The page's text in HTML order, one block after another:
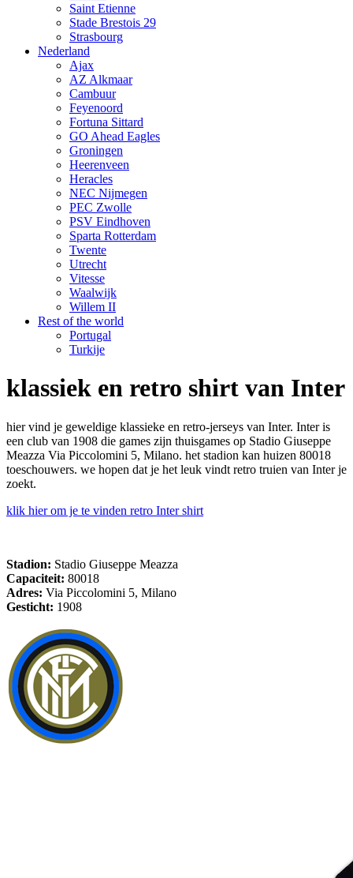
Saint Etienne
Stade Brestois 29
Strasbourg
Nederland
Ajax
AZ Alkmaar
Cambuur
Feyenoord
Fortuna Sittard
GO Ahead Eagles
Groningen
Heerenveen
Heracles
NEC Nijmegen
PEC Zwolle
PSV Eindhoven
Sparta Rotterdam
Twente
Utrecht
Vitesse
Waalwijk
Willem II
Rest of the world
Portugal
Turkije
klassiek en retro shirt van Inter
hier vind je geweldige klassieke en retro-jerseys van Inter. Inter is
een club van 1908 die games zijn thuisgames op Stadio Giuseppe
Meazza Via Piccolomini 5, Milano. het stadion kan huizen 80018
toeschouwers. we hopen dat je het leuk vindt retro truien van Inter je
zoekt.
klik hier om je te vinden retro Inter shirt
Stadion: Stadio Giuseppe Meazza
Capaciteit: 80018
Adres: Via Piccolomini 5, Milano
Gesticht: 1908